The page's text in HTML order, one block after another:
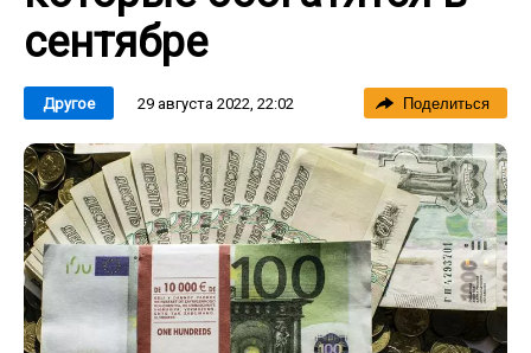
сентябре
Другое 29 августа 2022, 22:02 Поделиться